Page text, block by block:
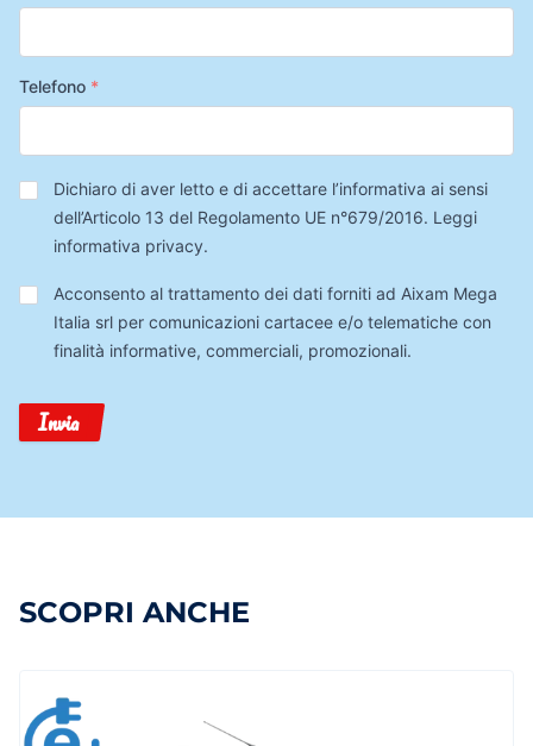
Telefono *
Privacy*
Dichiaro di aver letto e di accettare l’informativa ai sensi
dell’Articolo 13 del Regolamento UE n°679/2016. Leggi
informativa privacy.
Trattamento
Dati
Acconsento al trattamento dei dati forniti ad Aixam Mega
Italia srl per comunicazioni cartacee e/o telematiche con
finalità informative, commerciali, promozionali.
Invia
SCOPRI ANCHE